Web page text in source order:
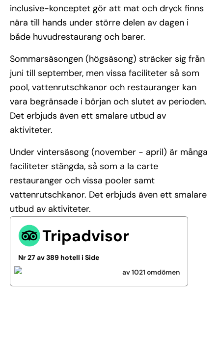
inclusive-konceptet gör att mat och dryck finns
nära till hands under större delen av dagen i
både huvudrestaurang och barer.
Sommarsäsongen (högsäsong) sträcker sig från
juni till september, men vissa faciliteter så som
pool, vattenrutschkanor och restauranger kan
vara begränsade i början och slutet av perioden.
Det erbjuds även ett smalare utbud av
aktiviteter.
Under vintersäsong (november - april) är många
faciliteter stängda, så som a la carte
restauranger och vissa pooler samt
vattenrutschkanor. Det erbjuds även ett smalare
utbud av aktiviteter.
Tripadvisor
Nr 27 av 389 hotell i Side
av 1021 omdömen